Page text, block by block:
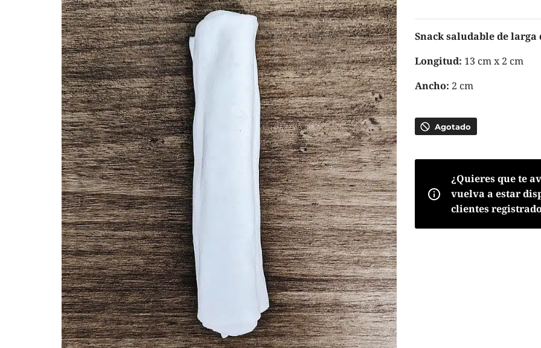
Snack saludable de
Longitud: 13 cm x 2 cm
Ancho: 2 cm
Agotado
¿Quieres que te
vuelva a estar
clientes